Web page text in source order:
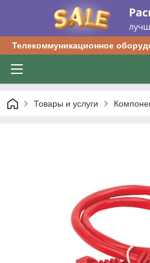
Телекоммуникационное
Товары и услуги